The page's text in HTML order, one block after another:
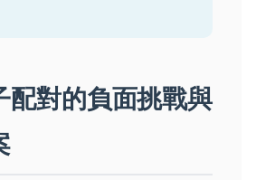
配對的負面挑戰與